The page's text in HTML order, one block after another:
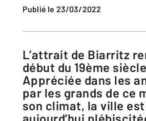
Publié le 23/03/2022
L’attrait de Biarritz remonte au
début du 19ème
Appréciée dans les
par les grands de ce
son climat, la ville est